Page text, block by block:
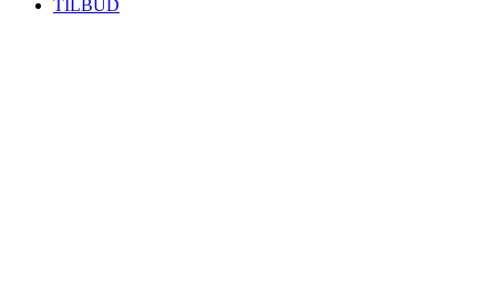
TILBUD